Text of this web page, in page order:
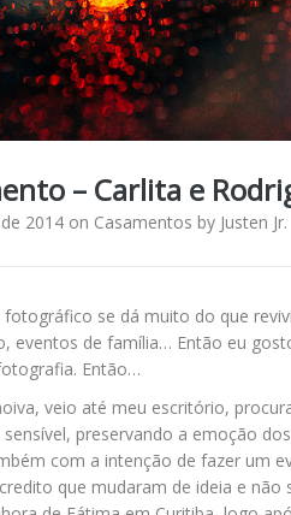
– Carlita e
2014 on Casamentos by Justen Jr.
fotográfico se dá muito do que
eventos de família… Então eu
Então…
veio até meu escritório,
sensível, preservando a emoção
com a intenção de fazer um
que mudaram de ideia e